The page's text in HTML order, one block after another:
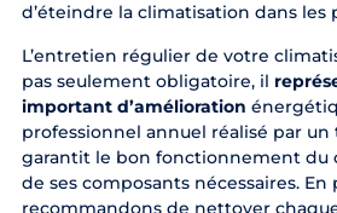
d’éteindre la climatisation dans les
L’entretien régulier de votre
pas seulement obligatoire, il
important d’amélioration
professionnel annuel réalisé par
garantit le bon fonctionnement du
de ses composants nécessaires. En
recommandons de nettoyer